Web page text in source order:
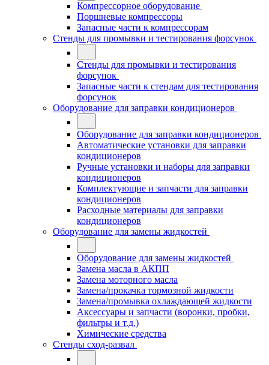
Компрессорное оборудование
Поршневые компрессоры
Запасные части к компрессорам
Стенды для промывки и тестирования форсунок
Стенды для промывки и тестирования
форсунок
Запасные части к стендам для тестирования
форсунок
Оборудование для заправки кондиционеров
Оборудование для заправки кондиционеров
Автоматические установки для заправки
кондиционеров
Ручные установки и наборы для заправки
кондиционеров
Комплектующие и запчасти для заправки
кондиционеров
Расходные материалы для заправки
кондиционеров
Оборудование для замены жидкостей
Оборудование для замены жидкостей
Замена масла в АКПП
Замена моторного масла
Замена/прокачка тормозной жидкости
Замена/промывка охлаждающей жидкости
Аксессуары и запчасти (воронки, пробки,
фильтры и т.д.)
Химические средства
Стенды сход-развал